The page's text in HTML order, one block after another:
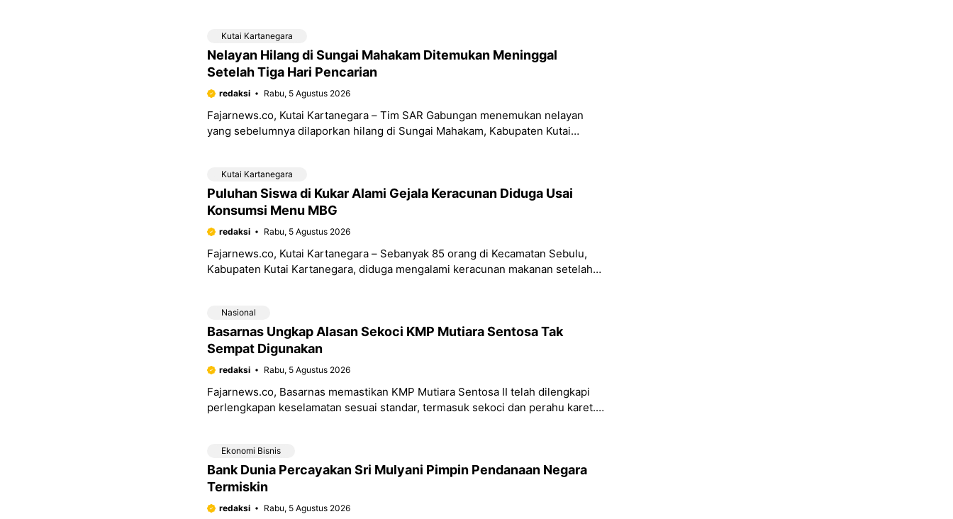
Kutai Kartanegara
Nelayan Hilang di Sungai Mahakam Ditemukan Meninggal
Setelah Tiga Hari Pencarian
redaksi Rabu, 5 Agustus 2026
Fajarnews.co, Kutai Kartanegara – Tim SAR Gabungan menemukan nelayan
yang sebelumnya dilaporkan hilang di Sungai Mahakam, Kabupaten Kutai
Kutai Kartanegara
Puluhan Siswa di Kukar Alami Gejala Keracunan Diduga Usai
Konsumsi Menu MBG
redaksi Rabu, 5 Agustus 2026
Fajarnews.co, Kutai Kartanegara – Sebanyak 85 orang di Kecamatan Sebulu,
Kabupaten Kutai Kartanegara, diduga mengalami keracunan makanan setelah
Nasional
Basarnas Ungkap Alasan Sekoci KMP Mutiara Sentosa Tak
Sempat Digunakan
redaksi Rabu, 5 Agustus 2026
Fajarnews.co, Basarnas memastikan KMP Mutiara Sentosa II telah dilengkapi
perlengkapan keselamatan sesuai standar, termasuk sekoci dan perahu karet.
Ekonomi Bisnis
Bank Dunia Percayakan Sri Mulyani Pimpin Pendanaan Negara
Termiskin
redaksi Rabu, 5 Agustus 2026